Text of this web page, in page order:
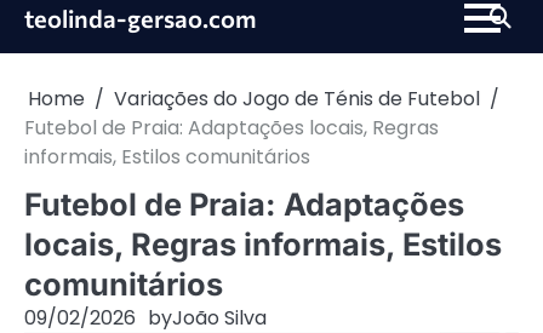
Skipteolinda-gersao.com
Home
Variações do Jogo de Ténis de Futebol
Futebol de Praia: Adaptações locais, Regras
informais, Estilos comunitários
Futebol de Praia: Adaptações
locais, Regras informais, Estilos
comunitários
09/02/2026 byJoão Silva